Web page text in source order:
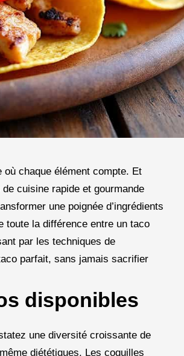
chaque élément compte. Et
cuisine rapide et gourmande
une poignée d’ingrédients
toute la différence entre un taco
par les techniques de
parfait, sans jamais sacrifier
disponibles
une diversité croissante de
diététiques. Les coquilles